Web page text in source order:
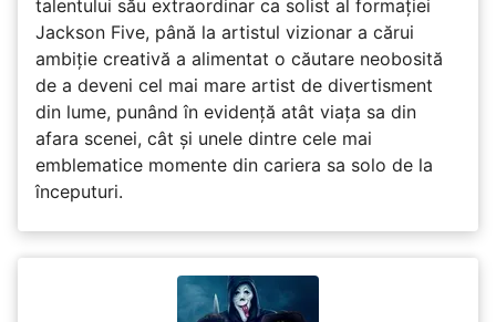
talentului său extraordinar ca solist al formației
Jackson Five, până la artistul vizionar a cărui
ambiție creativă a alimentat o căutare neobosită
de a deveni cel mai mare artist de divertisment
din lume, punând în evidență atât viața sa din
afara scenei, cât și unele dintre cele mai
emblematice momente din cariera sa solo de la
începuturi.